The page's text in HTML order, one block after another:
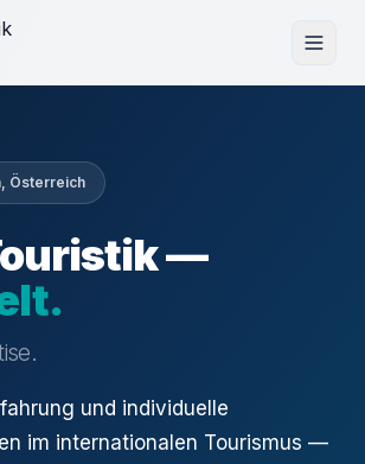
Österreich
—
und individuelle
im internationalen Tourismus —